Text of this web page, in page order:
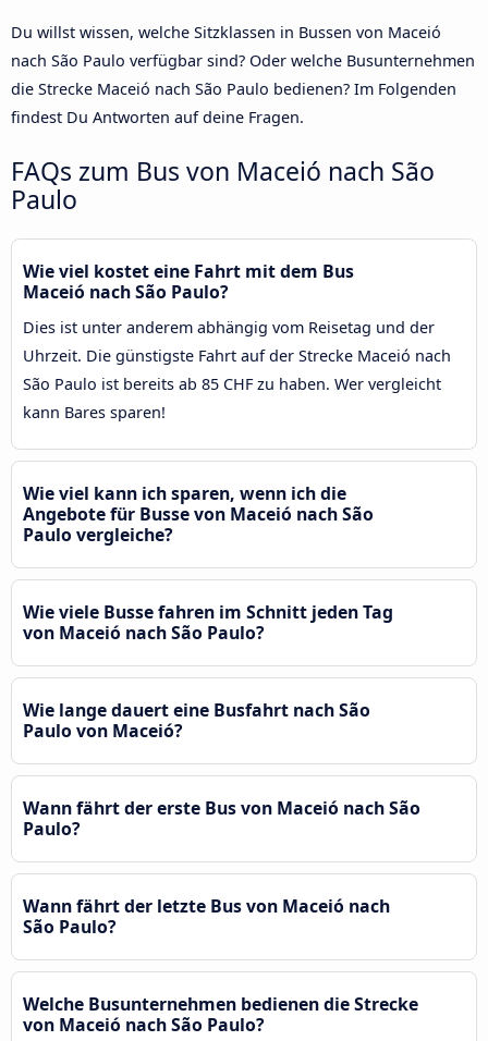
Du willst wissen, welche Sitzklassen in Bussen von Maceió
nach São Paulo verfügbar sind? Oder welche Busunternehmen
die Strecke Maceió nach São Paulo bedienen? Im Folgenden
findest Du Antworten auf deine Fragen.
FAQs zum Bus von Maceió nach São
Paulo
Wie viel kostet eine Fahrt mit dem Bus
Maceió nach São Paulo?
Dies ist unter anderem abhängig vom Reisetag und der
Uhrzeit. Die günstigste Fahrt auf der Strecke Maceió nach
São Paulo ist bereits ab 85 CHF zu haben. Wer vergleicht
kann Bares sparen!
Wie viel kann ich sparen, wenn ich die
Angebote für Busse von Maceió nach São
Paulo vergleiche?
Wie viele Busse fahren im Schnitt jeden Tag
von Maceió nach São Paulo?
Wie lange dauert eine Busfahrt nach São
Paulo von Maceió?
Wann fährt der erste Bus von Maceió nach São
Paulo?
Wann fährt der letzte Bus von Maceió nach
São Paulo?
Welche Busunternehmen bedienen die Strecke
von Maceió nach São Paulo?